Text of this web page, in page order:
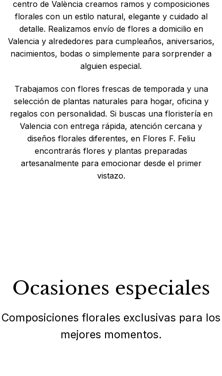
centro de València creamos ramos y composiciones
florales con un estilo natural, elegante y cuidado al
detalle. Realizamos envío de flores a domicilio en
Valencia y alrededores para cumpleaños, aniversarios,
nacimientos, bodas o simplemente para sorprender a
alguien especial.
Trabajamos con flores frescas de temporada y una
selección de plantas naturales para hogar, oficina y
regalos con personalidad. Si buscas una floristería en
Valencia con entrega rápida, atención cercana y
diseños florales diferentes, en Flores F. Feliu
encontrarás flores y plantas preparadas
artesanalmente para emocionar desde el primer
vistazo.
Ocasiones especiales
Composiciones florales exclusivas para los
mejores momentos.